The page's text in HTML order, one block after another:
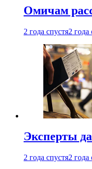
Омичам
2 года спустя2 года
Эксперты
2 года спустя2 года